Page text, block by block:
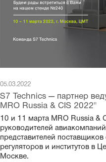
05.03.2022
S7 Technics — партнер
MRO Russia & CIS 2022"
10 и 11 марта MRO Russia &
руководителей
представителей
регуляторов и институтов в
Москве.